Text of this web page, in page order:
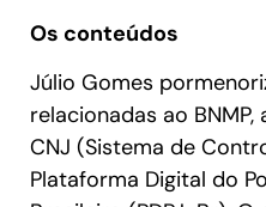
Os conteúdos
Júlio Gomes
relacionadas ao
CNJ (Sistema de
Plataforma Digital do